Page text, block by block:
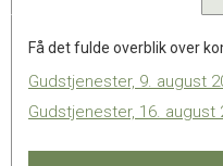
Få det fulde overblik over
Gudstjenester, 9. august
Gudstjenester, 16. august